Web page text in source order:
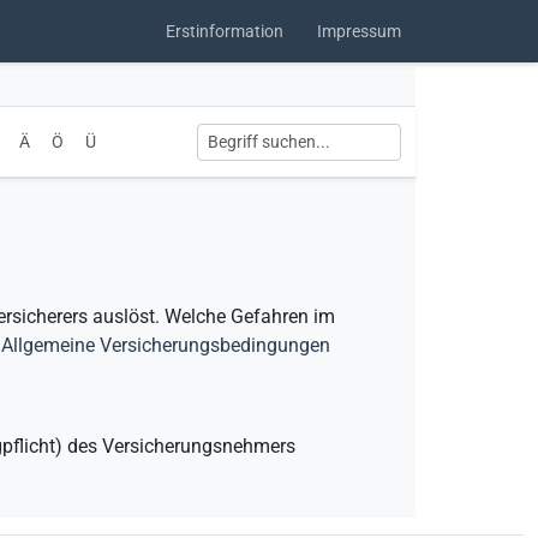
Erstinformation Impressum
Ä Ö Ü
auslöst. Welche Gefahren im
Allgemeine Versicherungsbedingungen
des Versicherungsnehmers